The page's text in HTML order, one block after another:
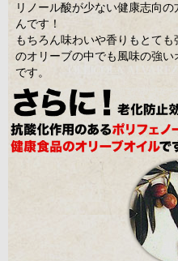
リノール酸が少ない健康志向
んです！
もちろん味わいや香りもとて
のオリーブの中でも風味の強
です。